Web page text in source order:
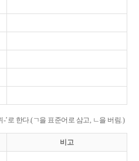
’로 한다.(ㄱ을 표준어로 삼고, ㄴ을 버림.)
비고